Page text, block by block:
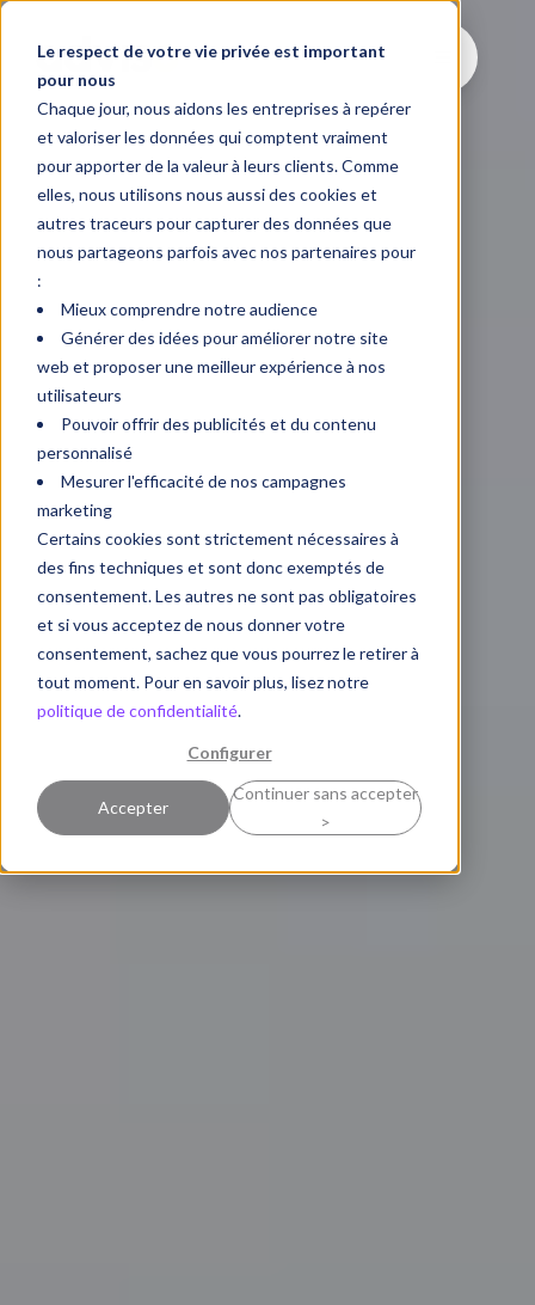
Le respect de votre vie privée est important
pour nous
Chaque jour, nous aidons les entreprises à repérer
et valoriser les données qui comptent vraiment
pour apporter de la valeur à leurs clients. Comme
elles, nous utilisons nous aussi des cookies et
autres traceurs pour capturer des données que
nous partageons parfois avec nos partenaires pour
:
Mieux comprendre notre audience
Générer des idées pour améliorer notre site
web et proposer une meilleur expérience à nos
utilisateurs
Pouvoir offrir des publicités et du contenu
personnalisé
Mesurer l'efficacité de nos campagnes
marketing
Certains cookies sont strictement nécessaires à
des fins techniques et sont donc exemptés de
consentement. Les autres ne sont pas obligatoires
et si vous acceptez de nous donner votre
consentement, sachez que vous pourrez le retirer à
tout moment. Pour en savoir plus, lisez notre
politique de confidentialité.
Configurer
Accepter
Continuer sans accepter
>